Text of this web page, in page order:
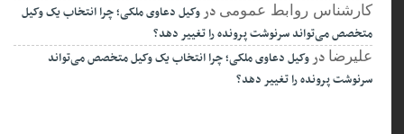
کارشناس روابط عمومیدروکیل دعاوی ملکی؛ چرا انتخاب یک وکیل
متخصص می‌تواند سرنوشت پرونده را تغییر دهد؟
علیرضادروکیل دعاوی ملکی؛ چرا انتخاب یک وکیل متخصص می‌تواند
سرنوشت پرونده را تغییر دهد؟